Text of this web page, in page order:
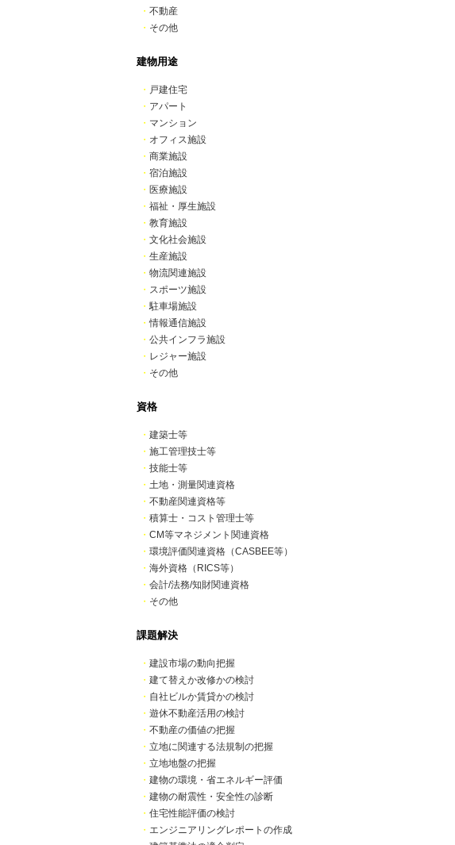
・ 不動産
・ その他
建物用途
・ 戸建住宅
・ アパート
・ マンション
・ オフィス施設
・ 商業施設
・ 宿泊施設
・ 医療施設
・ 福祉・厚生施設
・ 教育施設
・ 文化社会施設
・ 生産施設
・ 物流関連施設
・ スポーツ施設
・駐車場施設
・情報通信施設
・ 公共インフラ施設
・ レジャー施設
・ その他
資格
・ 建築士等
・ 施工管理技士等
・ 技能士等
・ 土地・測量関連資格
・ 不動産関連資格等
・ 積算士・コスト管理士等
・ CM等マネジメント関連資格
・ 環境評価関連資格（CASBEE等）
・ 海外資格（RICS等）
・ 会計/法務/知財関連資格
・ その他
課題解決
・ 建設市場の動向把握
・ 建て替えか改修かの検討
・ 自社ビルか賃貸かの検討
・ 遊休不動産活用の検討
・ 不動産の価値の把握
・ 立地に関連する法規制の把握
・ 立地地盤の把握
・ 建物の環境・省エネルギー評価
・ 建物の耐震性・安全性の診断
・ 住宅性能評価の検討
・ エンジニアリングレポートの作成